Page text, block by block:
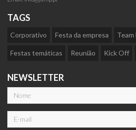
NEWSLETTER